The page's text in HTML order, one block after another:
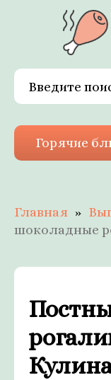
Горячие
Главная
шоколадные